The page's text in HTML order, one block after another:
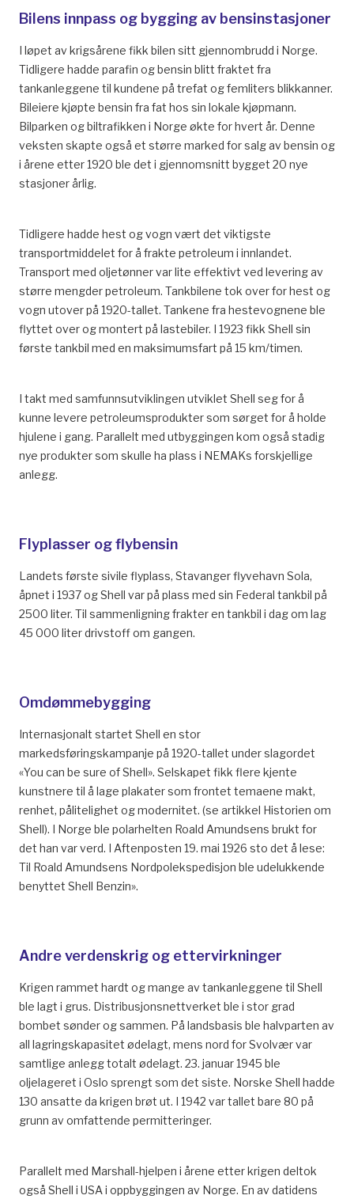
Bilens innpass og bygging av bensinstasjoner
I løpet av krigsårene fikk bilen sitt gjennombrudd i Norge.
Tidligere hadde parafin og bensin blitt fraktet fra
tankanleggene til kundene på trefat og femliters blikkanner.
Bileiere kjøpte bensin fra fat hos sin lokale kjøpmann.
Bilparken og biltrafikken i Norge økte for hvert år. Denne
veksten skapte også et større marked for salg av bensin og
i årene etter 1920 ble det i gjennomsnitt bygget 20 nye
stasjoner årlig.
Tidligere hadde hest og vogn vært det viktigste
transportmiddelet for å frakte petroleum i innlandet.
Transport med oljetønner var lite effektivt ved levering av
større mengder petroleum. Tankbilene tok over for hest og
vogn utover på 1920-tallet. Tankene fra hestevognene ble
flyttet over og montert på lastebiler. I 1923 fikk Shell sin
første tankbil med en maksimumsfart på 15 km/timen.
I takt med samfunnsutviklingen utviklet Shell seg for å
kunne levere petroleumsprodukter som sørget for å holde
hjulene i gang. Parallelt med utbyggingen kom også stadig
nye produkter som skulle ha plass i NEMAKs forskjellige
anlegg.
Flyplasser og flybensin
Landets første sivile flyplass, Stavanger flyvehavn Sola,
åpnet i 1937 og Shell var på plass med sin Federal tankbil på
2500 liter. Til sammenligning frakter en tankbil i dag om lag
45 000 liter drivstoff om gangen.
Omdømmebygging
Internasjonalt startet Shell en stor
markedsføringskampanje på 1920-tallet under slagordet
«You can be sure of Shell». Selskapet fikk flere kjente
kunstnere til å lage plakater som frontet temaene makt,
renhet, pålitelighet og modernitet. (se artikkel Historien om
Shell). I Norge ble polarhelten Roald Amundsens brukt for
det han var verd. I Aftenposten 19. mai 1926 sto det å lese:
Til Roald Amundsens Nordpolekspedisjon ble udelukkende
benyttet Shell Benzin».
Andre verdenskrig og ettervirkninger
Krigen rammet hardt og mange av tankanleggene til Shell
ble lagt i grus. Distribusjonsnettverket ble i stor grad
bombet sønder og sammen. På landsbasis ble halvparten av
all lagringskapasitet ødelagt, mens nord for Svolvær var
samtlige anlegg totalt ødelagt. 23. januar 1945 ble
oljelageret i Oslo sprengt som det siste. Norske Shell hadde
130 ansatte da krigen brøt ut. I 1942 var tallet bare 80 på
grunn av omfattende permitteringer.
Parallelt med Marshall-hjelpen i årene etter krigen deltok
også Shell i USA i oppbyggingen av Norge. En av datidens